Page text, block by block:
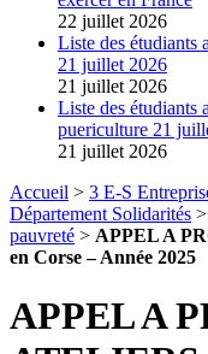
22 juillet 2026
Liste des étudiants
21 juillet 2026
21 juillet 2026
Liste des étudiants
puericulture 21
21 juillet 2026
Accueil > 3 E-S
Département Solidarités >
pauvreté > APPEL A
en Corse – Année 2025
APPEL A